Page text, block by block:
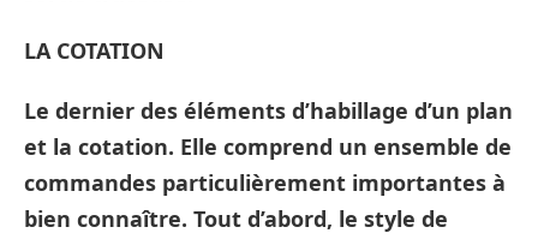
LA COTATION
Le dernier des éléments d’habillage d’un plan
et la cotation. Elle comprend un ensemble de
commandes particulièrement importantes à
bien connaître. Tout d’abord, le style de